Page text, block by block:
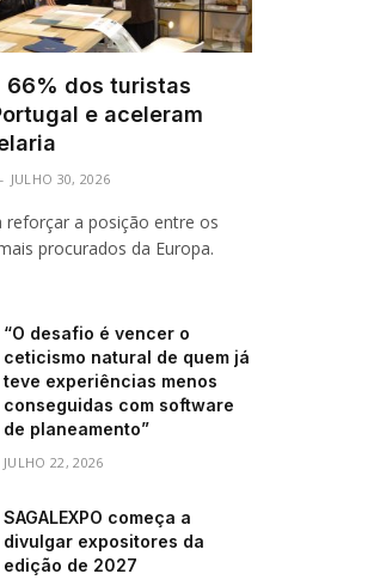
66% dos turistas
e aceleram
JULHO 30, 2026
reforçar a posição entre os
procurados da Europa.
“O desafio é vencer o
ceticismo natural de quem já
teve experiências menos
conseguidas com software
de planeamento”
JULHO 22, 2026
SAGALEXPO começa a
divulgar expositores da
edição de 2027